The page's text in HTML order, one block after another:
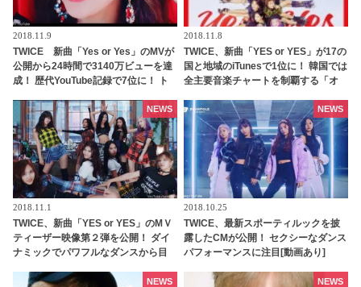
2018.11.9
TWICE 新曲「Yes or Yes」のMVが
公開から24時間で3140万ビューを達
成！ 歴代YouTube記録で7位に！ ト
占める
2018.11.8
TWICE、新曲「YES or YES」が17の
国と地域のiTunesで1位に！ 韓国では
全主要音楽チャートを制覇する「オ
2018.11.1
TWICE、新曲「YES or YES」のМＶ
ティーザー映像第２弾を公開！ ダイ
ナミックでパワフルなダンスから目
NEWS
2018.10.25
TWICE、最新スポーティルックを披
露したCMが公開！ セクシーなダンス
パフォーマンスに注目[動画あり]
NEWS
NEWS NEWS